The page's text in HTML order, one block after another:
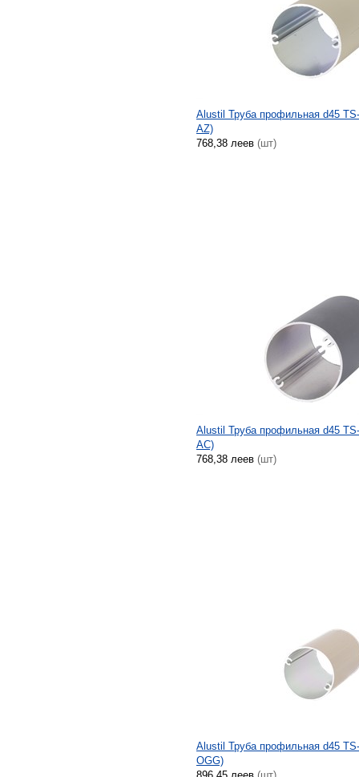
Alustil Труба профильная d45
AZ)
768,38 леев (шт)
Alustil Труба профильная d45
AC)
768,38 леев (шт)
Alustil Труба профильная d45
OGG)